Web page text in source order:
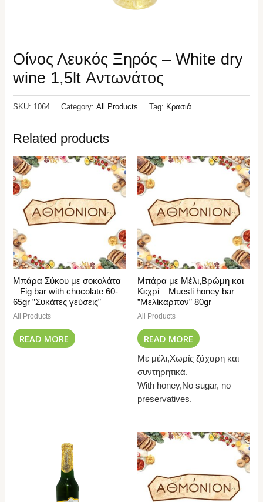
Οίνος Λευκός Ξηρός – White dry
wine 1,5lt Αντωνάτος
SKU: 1064 Category:All Products Tag: Κρασιά
Related products
Μπάρα Σύκου με σοκολάτα
– Fig bar with chocolate 60-
65gr ”Συκάτες γεύσεις”
All Products
READ MORE
Μπάρα με Μέλι,Βρώμη και
Κεχρί – Muesli honey bar
”Μελίκαρπον” 80gr
All Products
READ MORE
Με μέλι,Χωρίς ζάχαρη και
συντηρητικά.
With honey,No sugar, no
preservatives.